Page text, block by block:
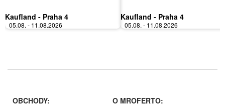
Kaufland - Praha 4
05.08. - 11.08.2026
Kaufland - Praha 4
05.08. - 11.08.2026
OBCHODY:
O MROFERTO: